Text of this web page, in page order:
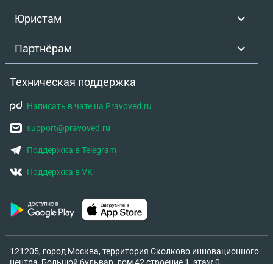
Юристам
Партнёрам
Техническая поддержка
Написать в чате на Pravoved.ru
support@pravoved.ru
Поддержка в Telegram
Поддержка в VK
121205, город Москва, территория Сколково инновационного